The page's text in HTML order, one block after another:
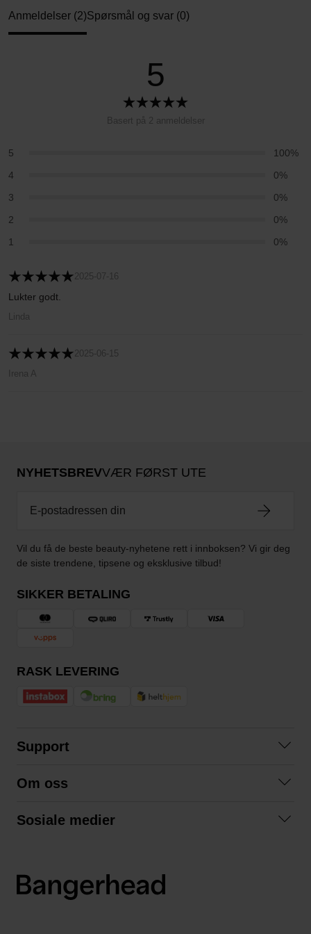
Anmeldelser (2)Spørsmål og svar (0)
5
Basert på 2 anmeldelser
5
100%
4
0%
3
0%
2
0%
1
0%
2025-07-16
Lukter godt.
Linda
2025-06-15
Irena A
NYHETSBREVVÆR FØRST UTE
Vil du få de beste beauty-nyhetene rett i innboksen? Vi gir deg
de siste trendene, tipsene og eksklusive tilbud!
SIKKER BETALING
RASK LEVERING
Support
Kjøpsvilkår
Om oss
Sosiale medier
LinkedIn